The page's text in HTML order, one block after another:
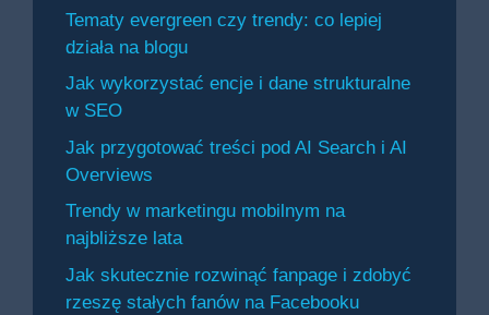
Tematy evergreen czy trendy: co lepiej
działa na blogu
Jak wykorzystać encje i dane strukturalne
w SEO
Jak przygotować treści pod AI Search i AI
Overviews
Trendy w marketingu mobilnym na
najbliższe lata
Jak skutecznie rozwinąć fanpage i zdobyć
rzeszę stałych fanów na Facebooku